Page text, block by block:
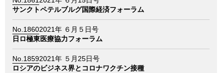
サンクトペテルブルグ国際経済フォーラム
No.18602021年 ６月５日号
日ロ極東医療協力フォーラム
No.18592021年 ５月25日号
ロシアのビジネス界とコロナワクチン接種